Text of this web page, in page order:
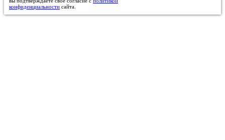
конфиденциальности сайта.